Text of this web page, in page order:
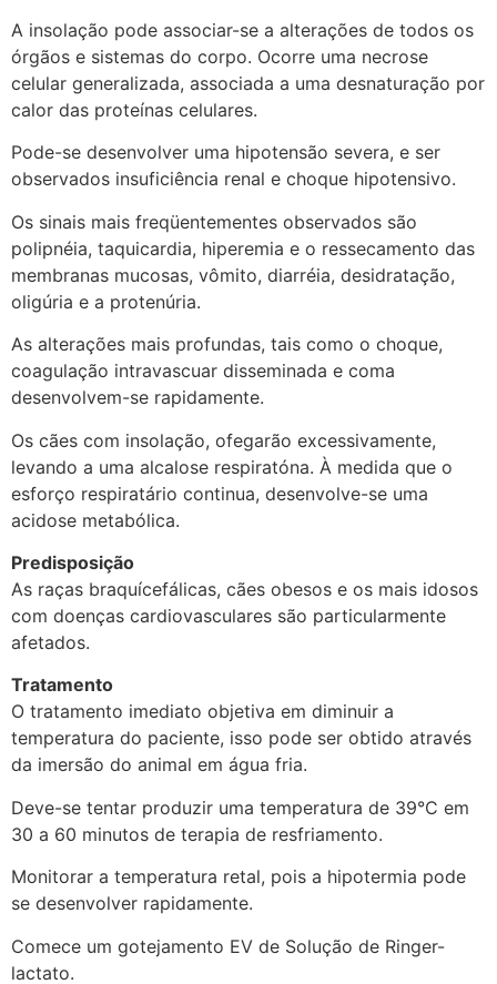
A insolação pode associar-se a alterações de todos os
órgãos e sistemas do corpo. Ocorre uma necrose
celular generalizada, associada a uma desnaturação por
calor das proteínas celulares.
Pode-se desenvolver uma hipotensão severa, e ser
observados insuficiência renal e choque hipotensivo.
Os sinais mais freqüentementes observados são
polipnéia, taquicardia, hiperemia e o ressecamento das
membranas mucosas, vômito, diarréia, desidratação,
oligúria e a protenúria.
As alterações mais profundas, tais como o choque,
coagulação intravascuar disseminada e coma
desenvolvem-se rapidamente.
Os cães com insolação, ofegarão excessivamente,
levando a uma alcalose respiratóna. À medida que o
esforço respiratário continua, desenvolve-se uma
acidose metabólica.
Predisposição
As raças braquícefálicas, cães obesos e os mais idosos
com doenças cardiovasculares são particularmente
afetados.
Tratamento
O tratamento imediato objetiva em diminuir a
temperatura do paciente, isso pode ser obtido através
da imersão do animal em água fria.
Deve-se tentar produzir uma temperatura de 39°C em
30 a 60 minutos de terapia de resfriamento.
Monitorar a temperatura retal, pois a hipotermia pode
se desenvolver rapidamente.
Comece um gotejamento EV de Solução de Ringer-
lactato.